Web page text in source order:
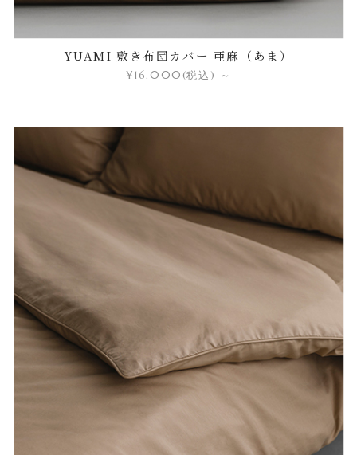
YUAMI 敷き布団カバー 亜麻（あま）
¥16,000 (税込) ～